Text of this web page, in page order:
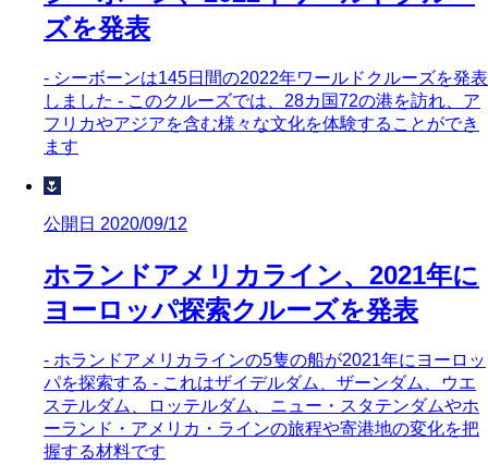
ズを発表
- シーボーンは145日間の2022年ワールドクルーズを発表
しました - このクルーズでは、28カ国72の港を訪れ、ア
フリカやアジアを含む様々な文化を体験することができ
ます
🌷
公開日 2020/09/12
ホランドアメリカライン、2021年に
ヨーロッパ探索クルーズを発表
- ホランドアメリカラインの5隻の船が2021年にヨーロッ
パを探索する - これはザイデルダム、ザーンダム、ウエ
ステルダム、ロッテルダム、ニュー・スタテンダムやホ
ーランド・アメリカ・ラインの旅程や寄港地の変化を把
握する材料です